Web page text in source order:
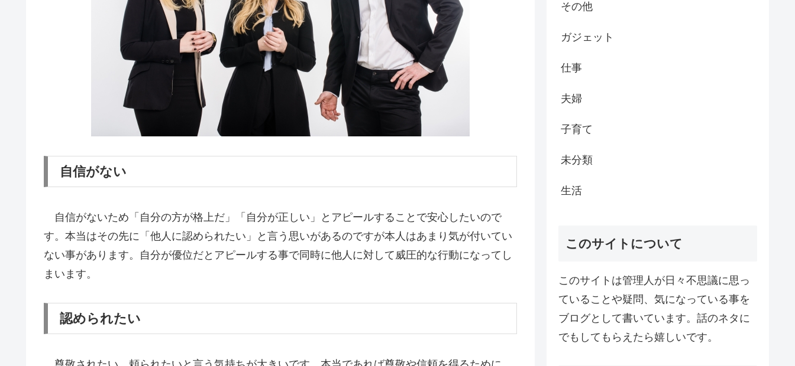
自信がない
自信がないため「自分の方が格上だ」「自分が正しい」とアピールすることで安心したいので
す。本当はその先に「他人に認められたい」と言う思いがあるのですが本人はあまり気が付いてい
ない事があります。自分が優位だとアピールする事で同時に他人に対して威圧的な行動になってし
まいます。
認められたい
その他
ガジェット
仕事
夫婦
子育て
未分類
生活
このサイトについて
このサイトは管理人が日々不思議に思っ
ていることや疑問、気になっている事を
ブログとして書いています。話のネタに
でもしてもらえたら嬉しいです。